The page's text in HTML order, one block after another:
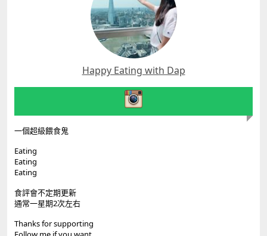
Happy Eating with Dap
一個超級餵食鬼
Eating
Eating
Eating
食評會不定期更新
通常一星期2次左右
Thanks for supporting